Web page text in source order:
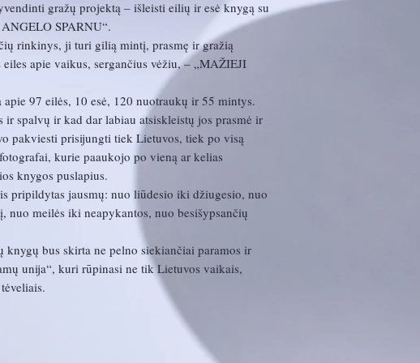
gražų projektą – išleisti eilių ir esė knygą su
SPARNU“.
rinkinys, ji turi gilią mintį, prasmę ir gražią
apie vaikus, sergančius vėžiu, – „MAŽIEJI
97 eilės, 10 esė, 120 nuotraukų ir 55 mintys.
spalvų ir kad dar labiau atsiskleistų jos prasmė ir
pakviesti prisijungti tiek Lietuvos, tiek po visą
kurie paaukojo po vieną ar kelias
knygos puslapius.
pripildytas jausmų: nuo liūdesio iki džiugesio, nuo
nuo meilės iki neapykantos, nuo besišypsančių
knygų bus skirta ne pelno siekiančiai paramos ir
unija“, kuri rūpinasi ne tik Lietuvos vaikais,